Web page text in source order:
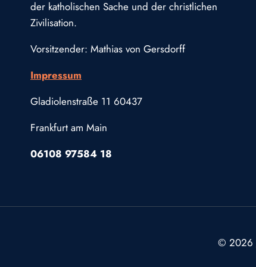
der katholischen Sache und der christlichen
Zivilisation.
Vorsitzender: Mathias von Gersdorff
Impressum
Gladiolenstraße 11 60437
Frankfurt am Main
06108 97584 18
© 2026